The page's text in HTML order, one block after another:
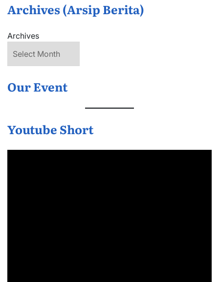
Archives (Arsip Berita)
Archives
Our Event
Youtube Short